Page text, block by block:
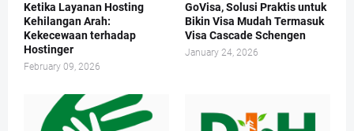
Ketika Layanan Hosting
Kehilangan Arah:
Kekecewaan terhadap
Hostinger
February 09, 2026
GoVisa, Solusi Praktis untuk
Bikin Visa Mudah Termasuk
Visa Cascade Schengen
January 24, 2026